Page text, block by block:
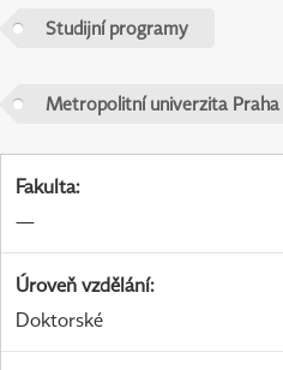
Studijní programy
Metropolitní univerzita Praha
Fakulta:
—
Úroveň vzdělání:
Doktorské